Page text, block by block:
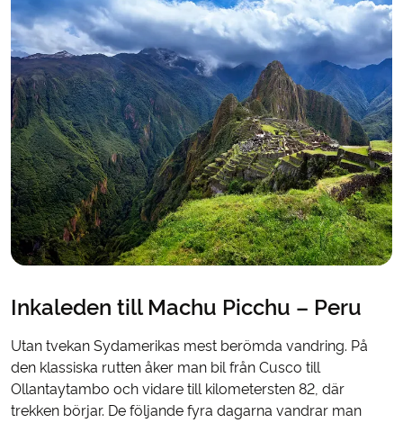
Inkaleden till Machu Picchu – Peru
Utan tvekan Sydamerikas mest berömda vandring. På
den klassiska rutten åker man bil från Cusco till
Ollantaytambo och vidare till kilometersten 82, där
trekken börjar. De följande fyra dagarna vandrar man